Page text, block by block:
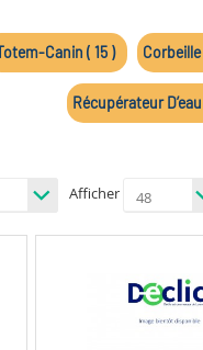
Canin ( 15 )
Récupérateur
Afficher